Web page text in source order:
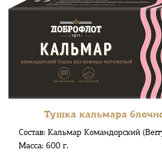
Тушка кальмара
Состав: Кальмар Командорский
Масса: 600 г.